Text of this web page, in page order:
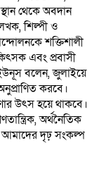
থেকে অবদান
শিল্পী ও
শক্তিশালী
এবং প্রবাসী
বলেন, জুলাইয়ে
করবে।
উৎস হয়ে থাকবে।
অর্থনৈতিক
আমাদের দৃঢ় সংকল্প